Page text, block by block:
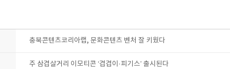
충북콘텐츠코리아랩, 문화콘텐츠 벤처 잘 키웠다
주 삼겹살거리 이모티콘 ‘겹겹이·피기스’ 출시된다